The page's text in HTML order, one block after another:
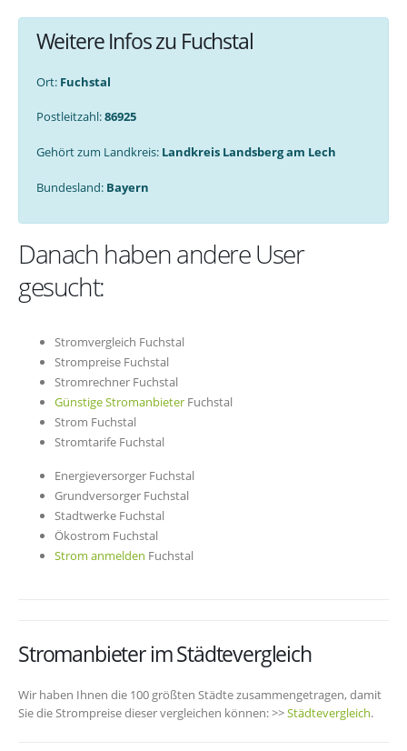
Weitere Infos zu Fuchstal
Ort: Fuchstal
Postleitzahl:86925
Gehört zum Landkreis: Landkreis Landsberg am Lech
Bundesland: Bayern
Danach haben andere User
gesucht:
Stromvergleich Fuchstal
Strompreise Fuchstal
Stromrechner Fuchstal
Günstige Stromanbieter Fuchstal
Strom Fuchstal
Stromtarife Fuchstal
Energieversorger Fuchstal
Grundversorger Fuchstal
Stadtwerke Fuchstal
Ökostrom Fuchstal
Strom anmelden Fuchstal
Stromanbieter im Städtevergleich
Wir haben Ihnen die 100 größten Städte zusammengetragen, damit
Sie die Strompreise dieser vergleichen können: >>Städtevergleich.